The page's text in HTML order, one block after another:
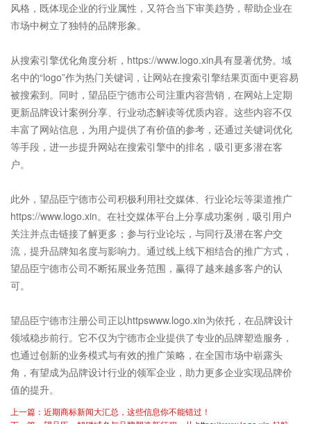
风格，既体现企业的行业属性，又符合当下审美趋势，帮助企业在
市场中树立了独特的品牌形象。
从搜索引擎优化角度分析，https://www.logo.xin具有显著优势。 域
名中的“logo”作为热门关键词，让网站在搜索引擎结果页面中更容易
被搜索到。同时，望品臣宁德市公司注重内容营销，在网站上定期
更新品牌设计案例分享、行业动态解读等优质内容。这些内容不仅
丰富了网站信息，为用户提供了有价值的参考，还通过关键词优化
等手段，进一步提升网站在搜索引擎中的排名，吸引更多潜在客
户。
此外，望品臣宁德市公司积极利用社交媒体、行业论坛等渠道推广
https://www.logo.xin。在社交媒体平台上分享成功案例，吸引用户
关注并点击链接了解更多；参与行业论坛，与同行及潜在客户交
流，提升品牌知名度与影响力。通过线上线下相结合的推广方式，
望品臣宁德市公司不断拓展业务范围，赢得了越来越多客户的认
可。
望品臣宁德市注册公司正以httpswww.logo.xin为依托，在品牌设计
领域稳步前行。它不仅为宁德市企业提供了专业的品牌塑造服务，
也通过创新的业务模式与有效的推广策略，在全国市场中崭露头
角，有望成为品牌设计行业的领军企业，助力更多企业实现品牌价
值的提升。
上一篇：近期商标新闻大汇总，这些信息你不能错过！